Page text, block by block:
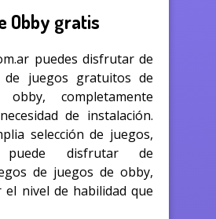
Obby gratis
puedes disfrutar de
juegos gratuitos de
completamente
de instalación.
selección de juegos,
puede disfrutar de
de juegos de obby,
nivel de habilidad que